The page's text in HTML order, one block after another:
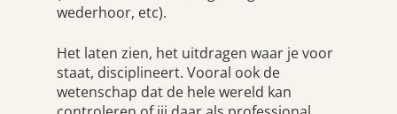
wederhoor, etc).
Het laten zien, het uitdragen waar je voor
staat, disciplineert. Vooral ook de
wetenschap dat de hele wereld kan